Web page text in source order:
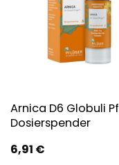
Arnica D6 Globuli
Dosierspender
6,91 €